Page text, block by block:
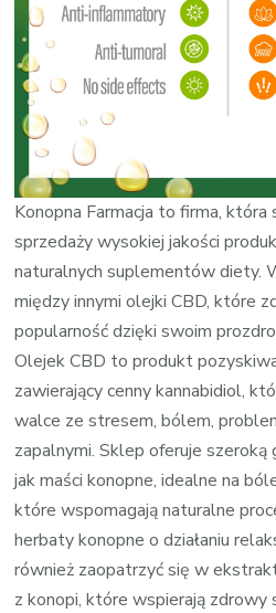
Konopna Farmacja to firma, która
sprzedaży wysokiej jakości
naturalnych suplementów diety.
między innymi olejki CBD, które
popularność dzięki swoim
Olejek CBD to produkt
zawierający cenny kannabidiol,
walce ze stresem, bólem,
zapalnymi. Sklep oferuje
jak maści konopne, idealne na
które wspomagają naturalne
herbaty konopne o działaniu
również zaopatrzyć się w
z konopi, które wspierają zdrowy